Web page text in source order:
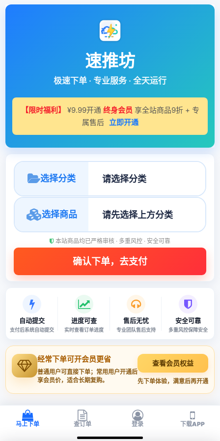
速推坊
极速下单 · 专业服务 · 全天运行
【限时福利】 ¥9.99开通 终身会员 享全站商品9折 + 专
属售后 立即开通
选择分类
选择商品
本站商品均已严格审核 · 多重风控 · 安全可靠
自动提交
支付后系统自动提交
进度可查
实时查看订单进度
售后无忧
专业团队售后支持
安全可靠
多重风控保障安全
经常下单可开会员更省
普通用户可直接下单；常用用户开通后
享会员价，适合长期复购。
查看会员权益
先下单体验，满意后再开通
马上下单 查订单 登录 下载APP